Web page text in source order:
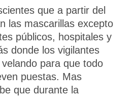
que a partir del
las mascarillas excepto
públicos, hospitales y
donde los vigilantes
para que todo
puestas. Mas
que durante la